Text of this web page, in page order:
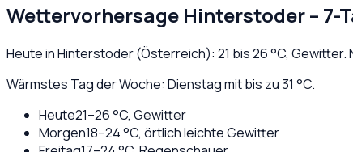
Wettervorhersage Hinterstoder– 7-
Heute inHinterstoder(Österreich): 21 bis26°C, Gewitter.
Wärmstes Tag der Woche: Dienstag mit bis zu 31 °C.
Heute21–26°C, Gewitter
Morgen18–24°C, örtlich leichte Gewitter